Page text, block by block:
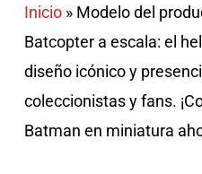
Inicio» Modelo del
Batcopter a escala: el
diseño icónico y
coleccionistas y fans.
Batman en miniatura